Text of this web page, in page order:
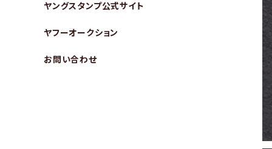
ヤングスタンプ公式サイト
ヤフーオークション
お問い合わせ